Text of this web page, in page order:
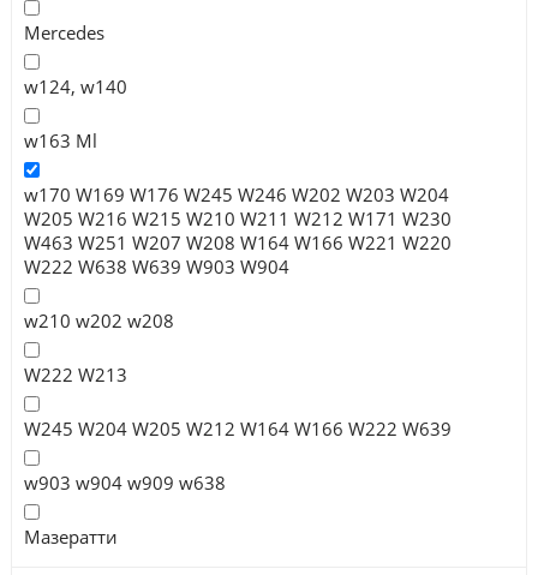
Mercedes
w124, w140
w163 Ml
w170 W169 W176 W245 W246 W202 W203 W204
W205 W216 W215 W210 W211 W212 W171 W230
W463 W251 W207 W208 W164 W166 W221 W220
W222 W638 W639 W903 W904
w210 w202 w208
W222 W213
W245 W204 W205 W212 W164 W166 W222 W639
w903 w904 w909 w638
Мазератти